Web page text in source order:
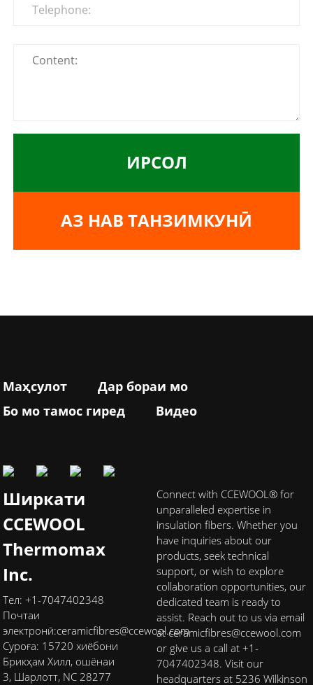
ИРСОЛ
АЗ НАВ ТАНЗИМКУНӢ
Маҳсулот
Дар бораи мо
Бо мо тамос гиред
Видео
Ширкати
CCEWOOL
Thermomax
Inc.
Тел: +1-7047402348
Почтаи
электронӣ:ceramicfibres@ccewool.com
Суроға: 15720 хиёбони
Брикҳам Хилл, ошёнаи
3, Шарлотт, NC 28277
Connect with CCEWOOL® for
unparalleled expertise in
insulation fibers. Whether you
have inquiries about our
products, seek technical
support, or wish to explore
collaboration opportunities, our
dedicated team is ready to
assist. Reach out to us via email
at ceramicfibres@ccewool.com
or give us a call at +1-
7047402348. Visit our
headquarters at 5236 Wilkinson